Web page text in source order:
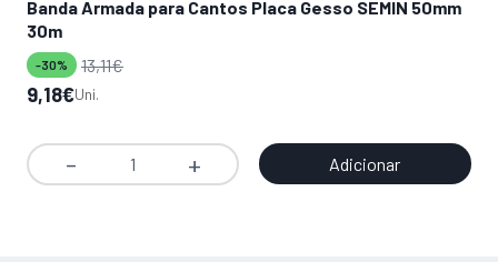
Banda Armada para Cantos Placa Gesso SEMIN 50mm
30m
-30% 13,11€
O
original
era:
9,18€
O
atual
é:
Uni.
Quantidade
Adicionar
é: